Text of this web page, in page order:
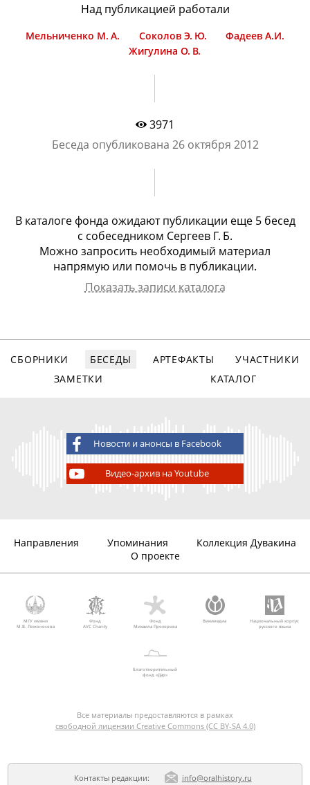
Над публикацией работали
Мельниченко М. А. Соколов Э. Ю.
Фадеев А.И.
Жигулина О. В.
3971
Беседа опубликована 26 октября 2012
В каталоге фонда ожидают публикации еще 5 бесед
с собеседником Сергеев Г. Б.
Можно запросить необходимый материал
напрямую или помочь в публикации.
Сергеев Глеб
Борисович
1823 28.01.2015
видео, 113
Сергеев Глеб
Борисович
1836 21.02.2015
Сергеев Глеб
1837 26.02.2015
Показать записи каталога
СБОРНИКИ БЕСЕДЫ АРТЕФАКТЫ
УЧАСТНИКИ
ЗАМЕТКИ
КАТАЛОГ
Новости и анонсы в Facebook
Видео-архив на Youtube
Направления Упоминания
Коллекция Дувакина
О проекте
МГУ имени
М.В. Ломоносова
Фонд
AVC Charity
Фонд
Михаила Прохорова
Викимедиа
Национальный корпус
русского языка
Благотворительный
фонд «Дар»
Все материалы предоставляются в рамках
свободной лицензии Creative Commons (CC BY-SA 4.0)
Контакты редакции: info@oralhistory.ru